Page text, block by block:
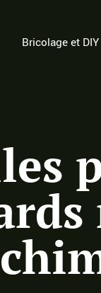
Bricolage et DIY